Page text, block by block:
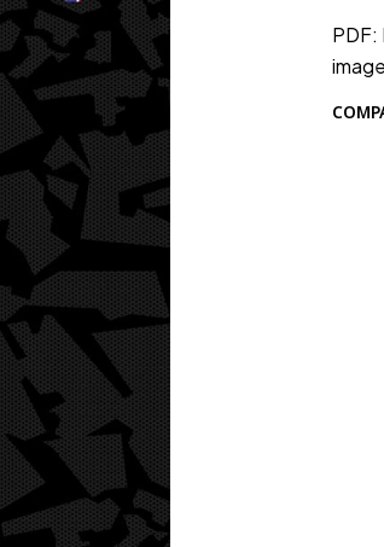
PDF: